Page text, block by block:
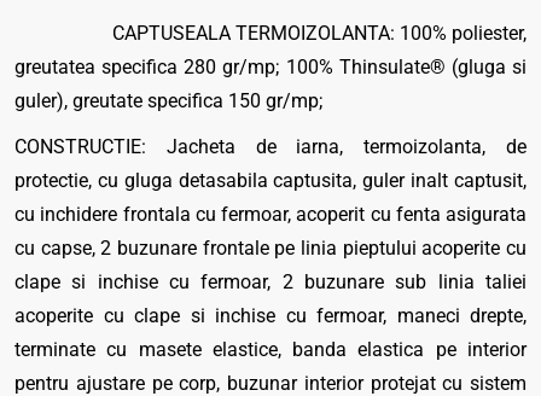
CAPTUSEALA TERMOIZOLANTA: 100% poliester,
greutatea specifica 280 gr/mp; 100% Thinsulate® (gluga si
guler), greutate specifica 150 gr/mp;
CONSTRUCTIE: Jacheta de iarna, termoizolanta, de
protectie, cu gluga detasabila captusita, guler inalt captusit,
cu inchidere frontala cu fermoar, acoperit cu fenta asigurata
cu capse, 2 buzunare frontale pe linia pieptului acoperite cu
clape si inchise cu fermoar, 2 buzunare sub linia taliei
acoperite cu clape si inchise cu fermoar, maneci drepte,
terminate cu masete elastice, banda elastica pe interior
pentru ajustare pe corp, buzunar interior protejat cu sistem